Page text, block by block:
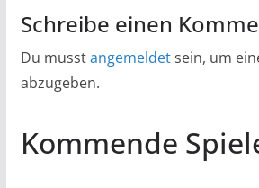
Schreibe einen
Du musstangemeldetsein, um
abzugeben.
Kommende